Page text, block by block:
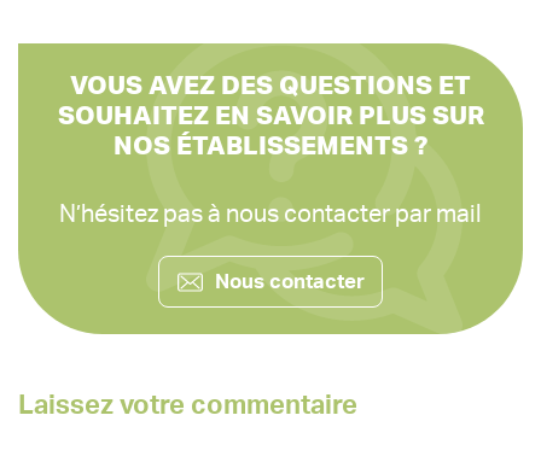
VOUS AVEZ DES QUESTIONS ET
SOUHAITEZ EN SAVOIR PLUS SUR
NOS ÉTABLISSEMENTS ?
N’hésitez pas à nous contacter par mail
Nous contacter
Laissez votre commentaire